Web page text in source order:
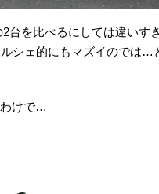
台を比べるにしては違いす
シェ的にもマズイのでは…
わけで…